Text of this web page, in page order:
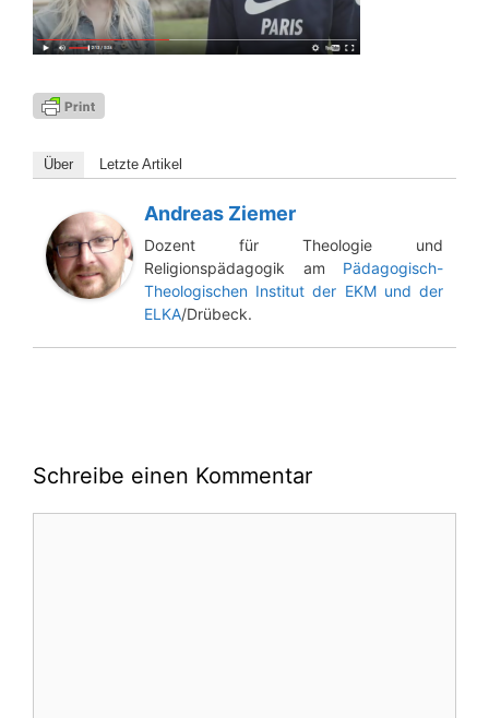
Über Letz­te Artikel
Andreas Ziemer
Dozent für Theologie und
Religionspädagogik am Pädagogisch-
Theologischen Institut der EKM und der
ELKA/Drübeck.
Schreibe einen Kommentar